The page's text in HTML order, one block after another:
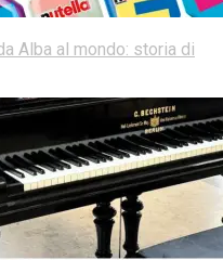
Alba al mondo: storia di